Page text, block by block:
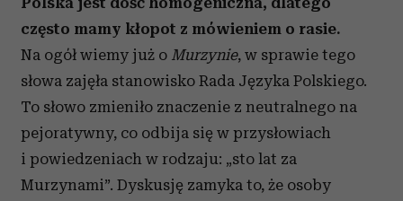
często mamy kłopot z mówieniem o rasie.
Na ogół wiemy już o Murzynie, w sprawie tego
słowa zajęła stanowisko Rada Języka Polskiego.
To słowo zmieniło znaczenie z neutralnego na
pejoratywny, co odbija się w przysłowiach
i powiedzeniach w rodzaju: „sto lat za
Murzynami”. Dyskusję zamyka to, że osoby